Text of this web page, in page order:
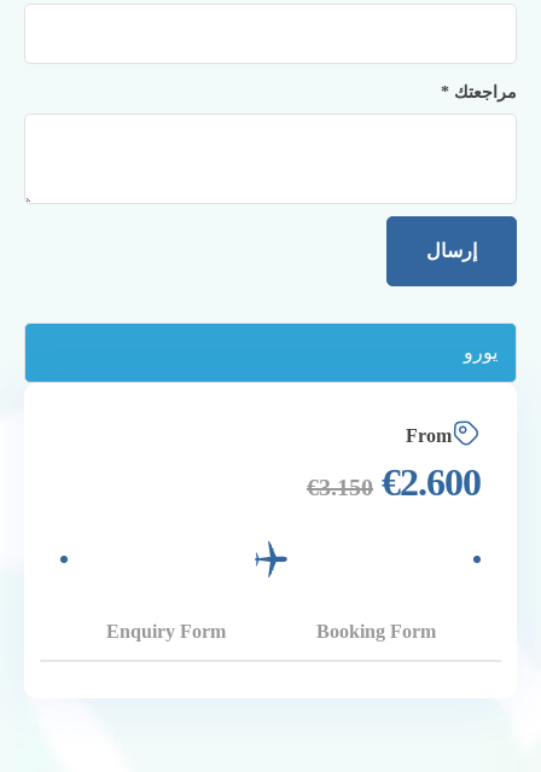
مراجعتك *
From
€2.600
€3.150
Booking Form
Enquiry Form